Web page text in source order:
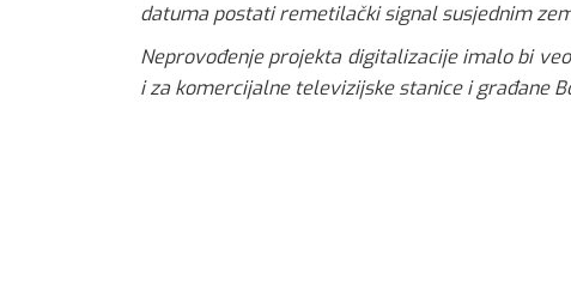
datuma postati remetilački signal susjednim
Neprovođenje projekta digitalizacije imalo bi
i za komercijalne televizijske stanice i građane